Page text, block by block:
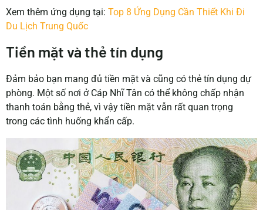
Xem thêm ứng dụng tại:Top 8 Ứng Dụng Cần Thiết Khi Đi
Du Lịch Trung Quốc
Tiền mặt và thẻ tín dụng
Đảm bảo bạn mang đủ tiền mặt và cũng có thẻ tín dụng dự
phòng. Một số nơi ở Cáp Nhĩ Tân có thể không chấp nhận
thanh toán bằng thẻ, vì vậy tiền mặt vẫn rất quan trọng
trong các tình huống khẩn cấp.